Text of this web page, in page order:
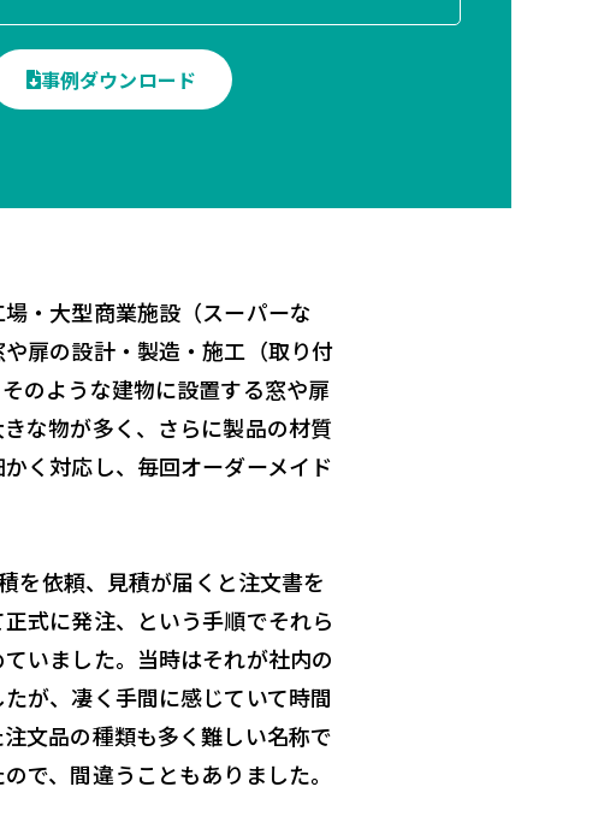
事例ダウンロード
・大型商業施設（スーパーな
扉の設計・製造・施工（取り付
のような建物に設置する窓や扉
な物が多く、さらに製品の材質
く対応し、毎回オーダーメイド
を依頼、見積が届くと注文書を
式に発注、という手順でそれら
いました。当時はそれが社内の
が、凄く手間に感じていて時間
文品の種類も多く難しい名称で
で、間違うこともありました。